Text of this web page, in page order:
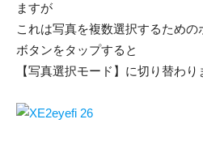
ますが
これは写真を複数選択するための
ボタンをタップすると
【写真選択モード】に切り替わり